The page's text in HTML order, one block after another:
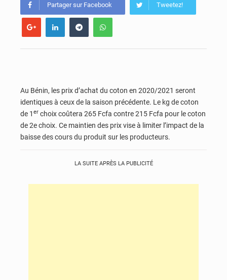
Partager sur Facebook Tweetez!
Au Bénin, les prix d’achat du coton en 2020/2021 seront
identiques à ceux de la saison précédente. Le kg de coton
de 1 er choix coûtera 265 Fcfa contre 215 Fcfa pour le coton
de 2e choix. Ce maintien des prix vise à limiter l’impact de la
baisse des cours du produit sur les producteurs.
LA SUITE APRÈS LA PUBLICITÉ